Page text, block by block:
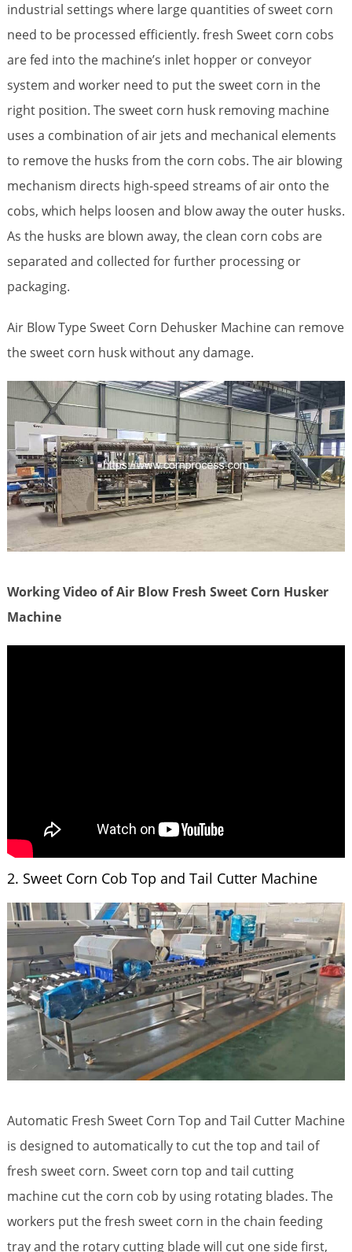
industrial settings where large quantities of sweet corn
need to be processed efficiently. fresh Sweet corn cobs
are fed into the machine’s inlet hopper or conveyor
system and worker need to put the sweet corn in the
right position. The sweet corn husk removing machine
uses a combination of air jets and mechanical elements
to remove the husks from the corn cobs. The air blowing
mechanism directs high-speed streams of air onto the
cobs, which helps loosen and blow away the outer husks.
As the husks are blown away, the clean corn cobs are
separated and collected for further processing or
packaging.
Air Blow Type Sweet Corn Dehusker Machine can remove
the sweet corn husk without any damage.
Working Video of Air Blow Fresh Sweet Corn Husker
Machine
2. Sweet Corn Cob Top and Tail Cutter Machine
Automatic Fresh Sweet Corn Top and Tail Cutter Machine
is designed to automatically to cut the top and tail of
fresh sweet corn. Sweet corn top and tail cutting
machine cut the corn cob by using rotating blades. The
workers put the fresh sweet corn in the chain feeding
tray and the rotary cutting blade will cut one side first,